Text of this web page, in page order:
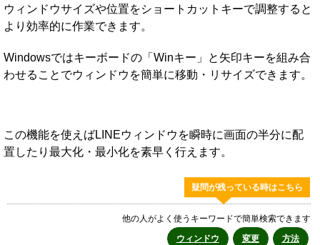
ウィンドウサイズや位置をショートカットキーで調整すると
より効率的に作業できます。
Windowsではキーボードの「Winキー」と矢印キーを組み合
わせることでウィンドウを簡単に移動・リサイズできます。
この機能を使えばLINEウィンドウを瞬時に画面の半分に配
置したり最大化・最小化を素早く行えます。
疑問が残っている時はこちら
他の人がよく使うキーワードで簡単検索できます
ウィンドウ
変更 方法